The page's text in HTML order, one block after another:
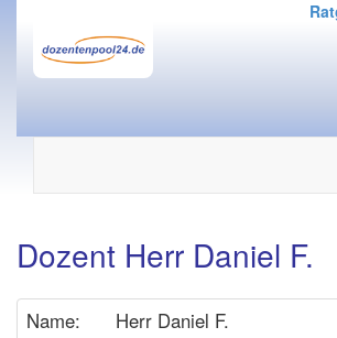
Dozent Herr Daniel F.
Name:
Herr Daniel F.